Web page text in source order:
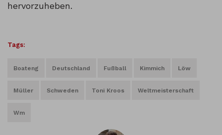
hervorzuheben.
Tags:
Boateng Deutschland Fußball Kimmich Löw
Müller Schweden Toni Kroos Weltmeisterschaft
Wm